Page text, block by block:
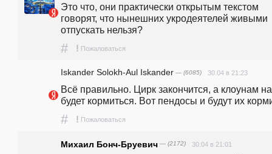
Это что, они практически открытым текстом
говорят, что нынешних укродеятелей живыми
отпускать нельзя?
# ! Пожаловаться
Iskander Solokh-Aul Iskander — (6085) 30.04 в 21:23
Всё правильно. Цирк закончится, а клоунам
будет кормиться. Вот пендосы и будут их
# ! Пожаловаться
Михаил Бонч-Бруевич — (2172) 30.04 в 21:01